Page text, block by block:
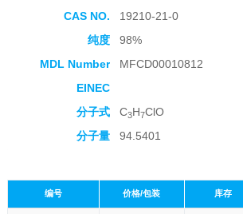
CAS NO.
19210-21-0
纯度
98%
MDL Number
MFCD00010812
EINEC
分子式
C3H7ClO
分子量
94.5401
编号 价格/包装 库存